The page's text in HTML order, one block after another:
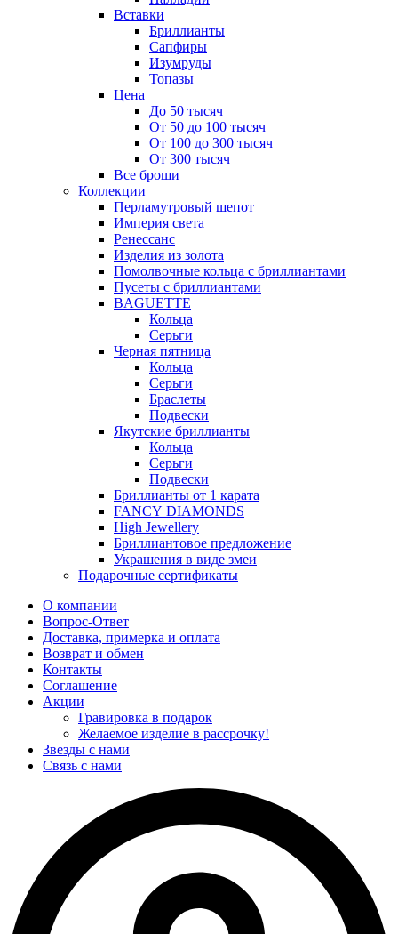
Вставки
Бриллианты
Сапфиры
Изумруды
Топазы
Цена
До 50 тысяч
От 50 до 100 тысяч
От 100 до 300 тысяч
От 300 тысяч
Все броши
Коллекции
Перламутровый шепот
Империя света
Ренессанс
Изделия из золота
Помолвочные кольца с бриллиантами
Пусеты с бриллиантами
BAGUETTE
Кольца
Серьги
Черная пятница
Кольца
Серьги
Браслеты
Подвески
Якутские бриллианты
Кольца
Серьги
Подвески
Бриллианты от 1 карата
FANCY DIAMONDS
High Jewellery
Бриллиантовое предложение
Украшения в виде змеи
Подарочные сертификаты
О компании
Вопрос-Ответ
Доставка, примерка и оплата
Возврат и обмен
Контакты
Соглашение
Акции
Гравировка в подарок
Желаемое изделие в рассрочку!
Звезды с нами
Связь с нами